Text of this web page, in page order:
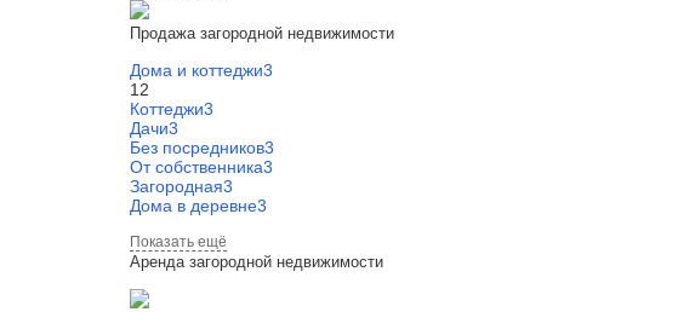
Продажа загородной недвижимости
Дома и коттеджи3
12
Коттеджи3
Дачи3
Без посредников3
От собственника3
Загородная3
Дома в деревне3
Показать ещё
Аренда загородной недвижимости